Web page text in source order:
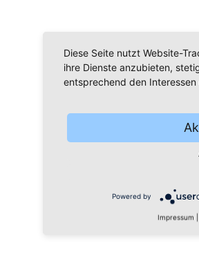
Diese Seite nutzt Website-
ihre Dienste anzubieten,
entsprechend den
Powered by
Impressum